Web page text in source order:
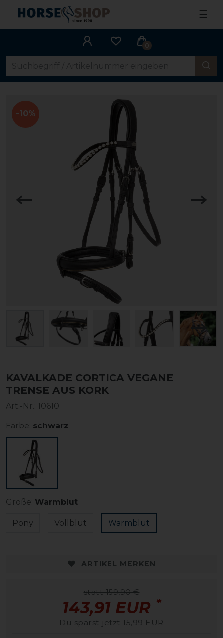
☰
0
-10%
KAVALKADE CORTICA VEGANE
TRENSE AUS KORK
Art.-Nr.: 10610
Farbe: schwarz
Größe: Warmblut
Pony Vollblut Warmblut
ARTIKEL MERKEN
statt 159,90 €
143,91 EUR *
Du sparst jetzt 15,99 EUR